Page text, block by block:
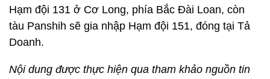
Hạm đội 131 ở Cơ Long, phía Bắc Đài Loan, còn
tàu Panshih sẽ gia nhập Hạm đội 151, đóng tại Tả
Doanh.
Nội dung được thực hiện qua tham khảo nguồn tin